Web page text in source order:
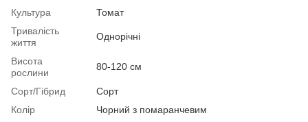
Культура
Томат
Тривалість
життя
Однорічні
Висота
рослини
80-120 см
Сорт/Гібрид
Сорт
Колір
Чорний з помаранчевим